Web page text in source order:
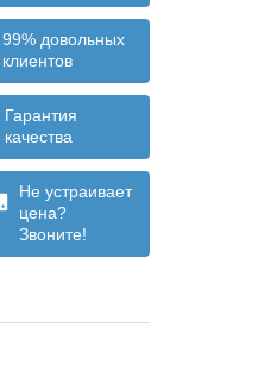
99% довольных
клиентов
Гарантия
качества
Не устраивает
цена?
Звоните!